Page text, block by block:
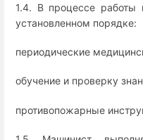
1.4. В процессе работы
установленном порядке:
периодические
обучение и проверку
противопожарные